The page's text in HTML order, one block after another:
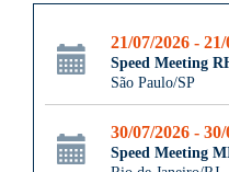
21/07/2026 -
Speed Meeting
São Paulo/SP
30/07/2026 -
Speed Meeting